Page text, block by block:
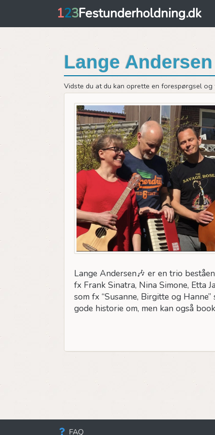
123Festunderholdning.dk
Lange Andersen
Vidste du at du kan oprette en forespørgsel
Lange Andersen🎶 er en trio
fx Frank Sinatra, Nina Simone, Etta
som fx “Susanne, Birgitte og
gode historie om, men kan også
FAQ